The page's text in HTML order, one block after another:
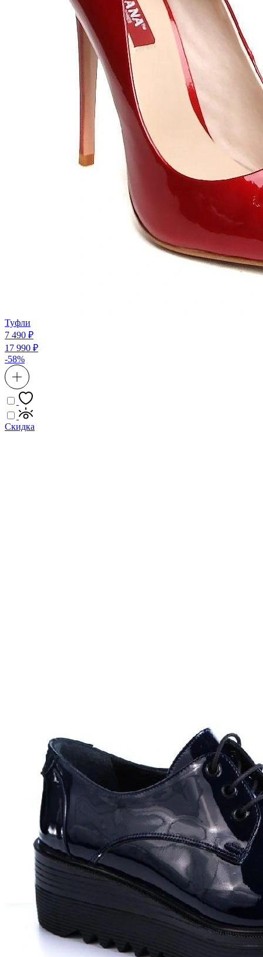
Туфли
7 490 ₽
17 990 ₽
-58%
Скидка